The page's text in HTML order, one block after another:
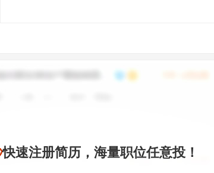
快速注册简历，海量职位任意投！